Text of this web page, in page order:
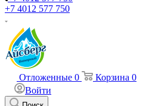
+7 4012 577 750
Отложенные 0 Корзина 0
Войти